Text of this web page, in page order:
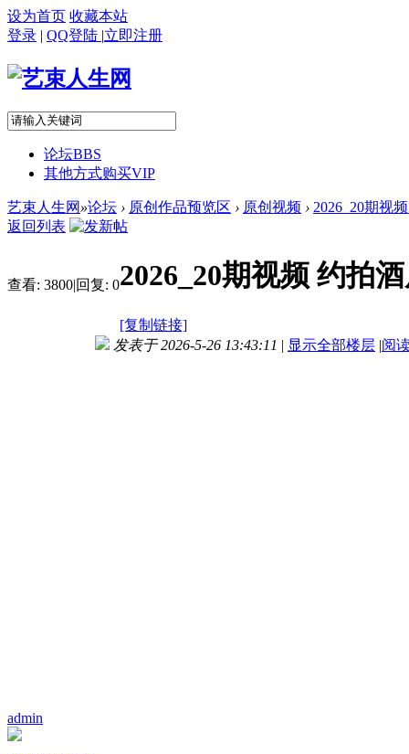
设为首页 收藏本站
登录 | QQ登陆 |立即注册
论坛BBS
其他方式购买VIP
艺束人生网 »论坛 › 原创作品预览区 › 原创视频 › 2026_20期视
返回列表
查看: 3800|回复: 02026_20期视频 约拍
[复制链接]
admin
发表于 2026-5-26 13:43:11 | 显示全部楼层 |阅